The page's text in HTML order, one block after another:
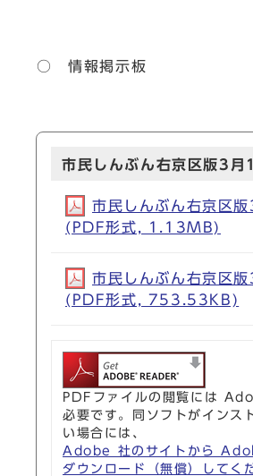
○ 情報掲示板
市民しんぶん右京区版3
市民しんぶん右京区
(PDF形式, 1.13MB)
市民しんぶん右京区
(PDF形式, 753.53KB)
PDFファイルの閲覧には
必要です。同ソフトがインス
い場合には、
Adobe 社のサイトから
ダウンロード（無償）してく